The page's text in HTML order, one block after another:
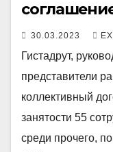
30.03.2023
Гистадрут,
представители
коллективный
занятости 55
среди прочего,